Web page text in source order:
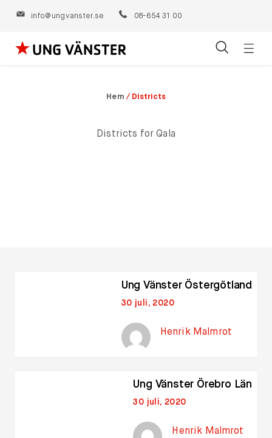
info@ungvanster.se 08-654 31 00
Hoppa
Hem / Districts
Districts for Qala
Ung Vänster Östergötland
30 juli, 2020
Henrik Malmrot
Ung Vänster Örebro Län
30 juli, 2020
Henrik Malmrot